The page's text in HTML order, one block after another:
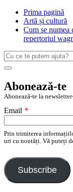
Prima pagină
Artă și cultură
Cum se
repertoriul
Caută
după:
Search
Abonează-te
Abonează-te la
Email *
Prin trimiterea
uri cu noutăți. Vă puteți
Subscribe